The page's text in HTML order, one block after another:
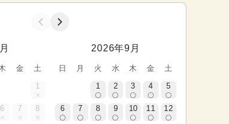
金
土
1
6 7 8
2026年9月
日 月 火 水 木 金
土
1
2 3 4 5
6 7 8 9 10 11 12